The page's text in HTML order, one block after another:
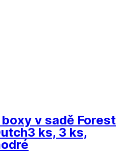
v sadě Forest
3 ks, 3 ks,